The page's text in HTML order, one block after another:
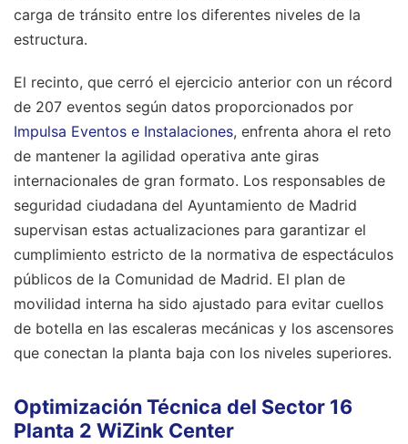
carga de tránsito entre los diferentes niveles de la
estructura.
El recinto, que cerró el ejercicio anterior con un récord
de 207 eventos según datos proporcionados por
Impulsa Eventos e Instalaciones, enfrenta ahora el reto
de mantener la agilidad operativa ante giras
internacionales de gran formato. Los responsables de
seguridad ciudadana del Ayuntamiento de Madrid
supervisan estas actualizaciones para garantizar el
cumplimiento estricto de la normativa de espectáculos
públicos de la Comunidad de Madrid. El plan de
movilidad interna ha sido ajustado para evitar cuellos
de botella en las escaleras mecánicas y los ascensores
que conectan la planta baja con los niveles superiores.
Optimización Técnica del Sector 16
Planta 2 WiZink Center